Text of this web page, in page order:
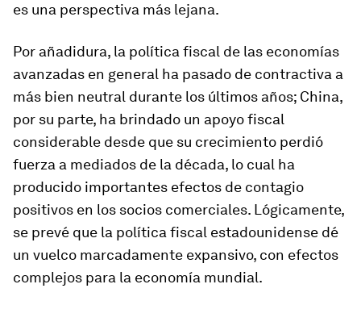
es una perspectiva más lejana.
Por añadidura, la política fiscal de las economías
avanzadas en general ha pasado de contractiva a
más bien neutral durante los últimos años; China,
por su parte, ha brindado un apoyo fiscal
considerable desde que su crecimiento perdió
fuerza a mediados de la década, lo cual ha
producido importantes efectos de contagio
positivos en los socios comerciales. Lógicamente,
se prevé que la política fiscal estadounidense dé
un vuelco marcadamente expansivo, con efectos
complejos para la economía mundial.